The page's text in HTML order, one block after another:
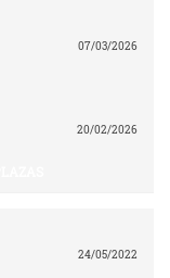
07/03/2026
20/02/2026
24/05/2022